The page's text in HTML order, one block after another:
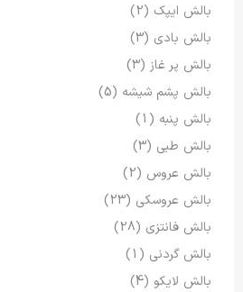
بالش ایپک (2)
بالش بادی (3)
بالش پر غاز (3)
بالش پشم شیشه (5)
بالش پنبه (1)
بالش طبی (3)
بالش عروس (2)
بالش عروسکی (23)
بالش فانتزی (28)
بالش گردنی (1)
بالش لایکو (4)